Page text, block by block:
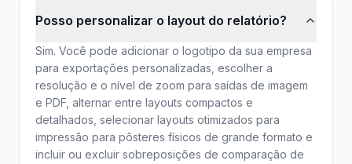
Posso personalizar o layout do relatório?
Sim. Você pode adicionar o logotipo da sua empresa
para exportações personalizadas, escolher a
resolução e o nível de zoom para saídas de imagem
e PDF, alternar entre layouts compactos e
detalhados, selecionar layouts otimizados para
impressão para pôsteres físicos de grande formato e
incluir ou excluir sobreposições de comparação de